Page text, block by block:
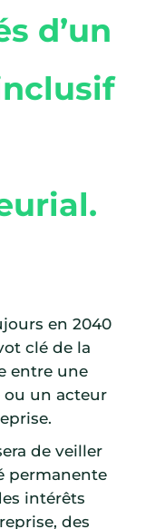
d’un
en 2040
clé de la
entre une
ou un acteur
de veiller
permanente
intérêts
des